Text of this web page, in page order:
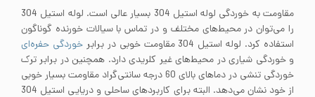
مقاومت به خوردگی لوله استیل 304 بسیار عالی است. لوله استیل 304
را می‌توان در محیط‌های مختلف و در تماس با سیالات خورنده گوناگون
استفاده کرد. لوله استیل 304 مقاومت خوبی در برابر
خوردگی حفره‌ای
و خوردگی شیاری در محیط‌های غیر کلریدی دارد. همچنین در برابر ترک
خوردگی تنشی در دماهای بالای 60 درجه سانتی‌گراد مقاومت بسیار خوبی
از خود نشان می‌دهد. البته برای کاربردهای ساحلی و دریایی استیل 304